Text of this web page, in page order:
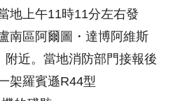
地上午11時11分左右發
南區阿爾圖・達博阿維斯
近。當地消防部門接報後
架羅賓遜R44型